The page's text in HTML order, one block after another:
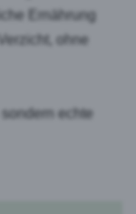
Ernährung
ohne
echte